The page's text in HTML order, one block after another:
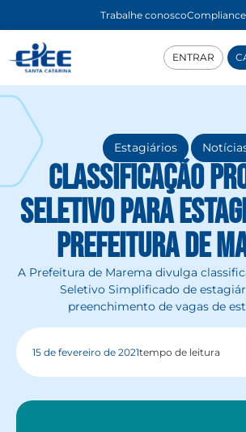
Trabalhe conoscoCompliance
ENTRAR
Estagiários ,
Classificação
Seletivo para
Prefeitura de
A Prefeitura de Marema divulga
Seletivo Simplificado de
preenchimento de vagas de
15 de fevereiro de 2021tempo de leitura